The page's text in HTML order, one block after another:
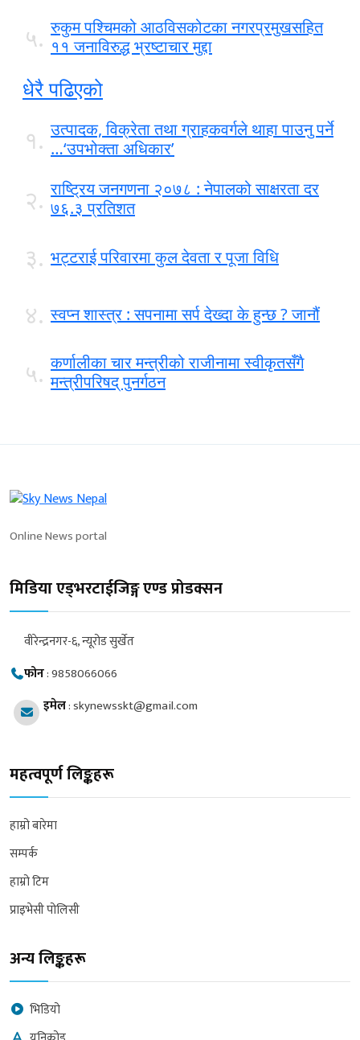
५. रुकुम पश्चिमको आठविसकोटका नगरप्रमुखसहित
११ जनाविरुद्ध भ्रष्टाचार मुद्दा
धेरै पढिएको
१. उत्पादक, विक्रेता तथा ग्राहकवर्गले थाहा पाउनु पर्ने
…‘उपभोक्ता अधिकार’
२. राष्ट्रिय जनगणना २०७८ : नेपालको साक्षरता दर
७६.३ प्रतिशत
३. भट्टराई परिवारमा कुल देवता र पूजा विधि
४. स्वप्न शास्त्र : सपनामा सर्प देख्दा के हुन्छ ? जानौं
५. कर्णालीका चार मन्त्रीको राजीनामा स्वीकृतसँगै
मन्त्रीपरिषद् पुनर्गठन
Online News portal
मिडिया एड्भरटाईजिङ्ग एण्ड प्रोडक्सन
वीरेन्द्रनगर-६, न्यूरोड सुर्खेत
फोन:9858066066
इमेल:skynewsskt@gmail.com
महत्वपूर्ण लिङ्कहरू
हाम्रो बारेमा
सम्पर्क
हाम्रो टिम
प्राइभेसी पोलिसी
अन्य लिङ्कहरू
भिडियो